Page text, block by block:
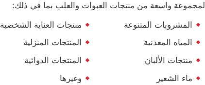
لمجموعة واسعة من منتجات العبوات والعلب بما في ذلك:
المشروبات المتنوعة
المياه المعدنية
منتجات الألبان
ماء الشعير
منتجات العناية الشخصية
المنتجات المنزلية
المنتجات الدوائية
وغيرها